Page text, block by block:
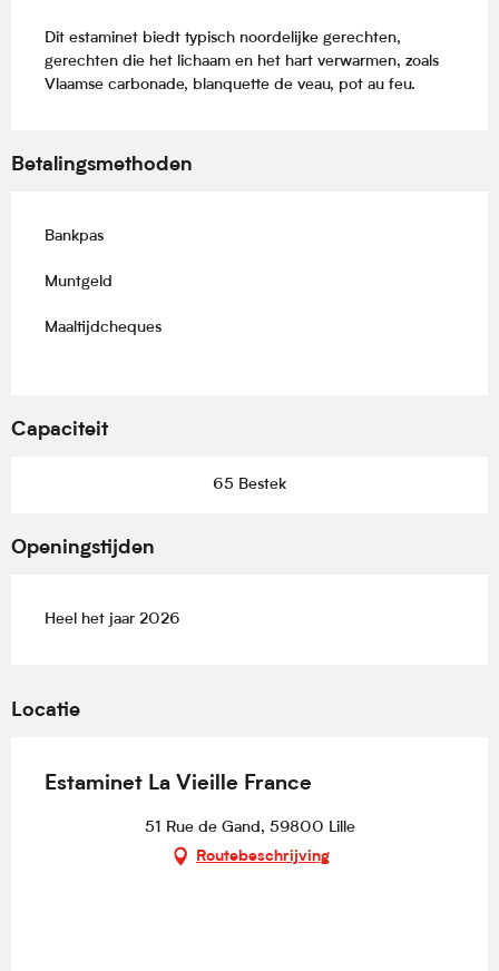
Dit estaminet biedt typisch noordelijke gerechten,
gerechten die het lichaam en het hart verwarmen, zoals
Vlaamse carbonade, blanquette de veau, pot au feu.
Betalingsmethoden
Bankpas
Muntgeld
Maaltijdcheques
Capaciteit
65 Bestek
Openingstijden
Heel het jaar 2026
Locatie
Estaminet La Vieille France
51 Rue de Gand, 59800 Lille
Routebeschrijving